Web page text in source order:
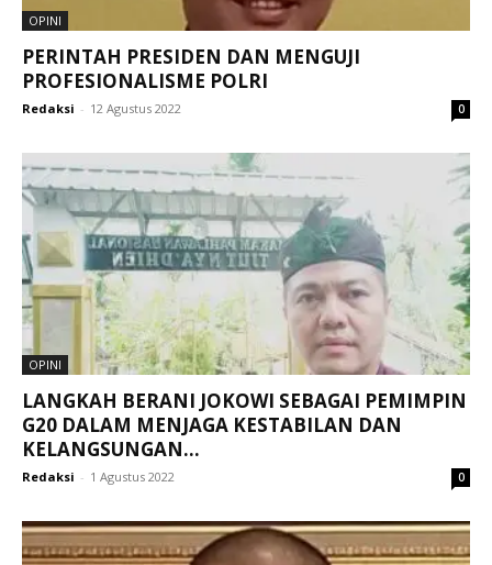
OPINI
PERINTAH PRESIDEN DAN MENGUJI
PROFESIONALISME POLRI
Redaksi - 12 Agustus 2022 0
OPINI
LANGKAH BERANI JOKOWI SEBAGAI PEMIMPIN
G20 DALAM MENJAGA KESTABILAN DAN
KELANGSUNGAN...
Redaksi - 1 Agustus 2022 0